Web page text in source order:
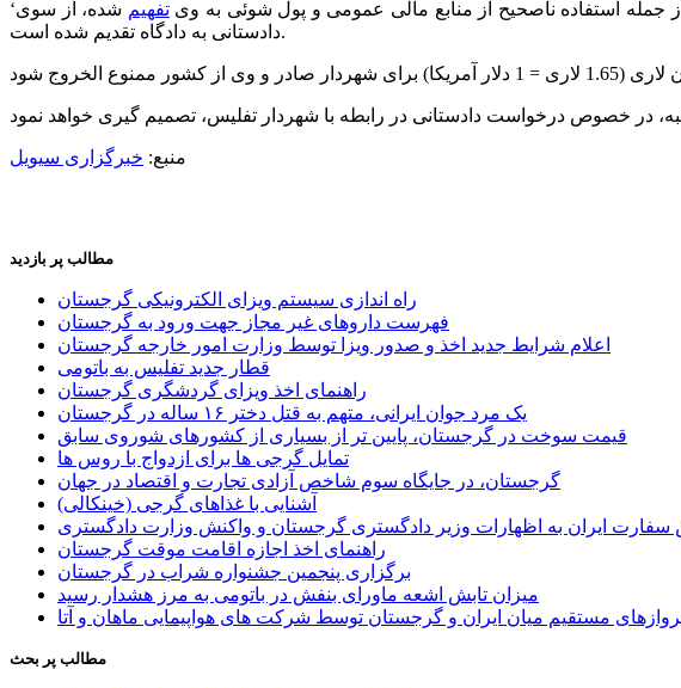
از جمله استفاده ناصحیح از منابع مالی عمومی و پول شوئی به ویتفهیم شده، از سوی
دادستانی به دادگاه تقدیم شده است.
منبع: خبرگزاری سیویل
مطالب پر بازدید
راه اندازی سیستم ویزای الکترونیکی گرجستان
فهرست داروهای غیر مجاز جهت ورود به گرجستان
اعلام شرایط جدید اخذ و صدور ویزا توسط وزارت امور خارجه گرجستان
قطار جدید تفلیس به باتومی
راهنمای اخذ ویزای گردشگری گرجستان
یک مرد جوان ایرانی، متهم به قتل دختر ۱۶ ساله در گرجستان
قیمت سوخت در گرجستان، پایین تر از بسیاری از کشورهای شوروی سابق
تمایل گرجی ها برای ازدواج با روس ها
گرجستان، در جایگاه سوم شاخص آزادی تجارت و اقتصاد در جهان
آشنایی با غذاهای گرجی (خینکالی)
سفارت ایران به اظهارات وزیر دادگستری گرجستان و واکنش وزارت دادگستری
راهنمای اخذ اجازه اقامت موقت گرجستان
برگزاری پنجمین جشنواره شراب در گرجستان
میزان تابش اشعه ماورای بنفش در باتومی به مرز هشدار رسید
مستقیم میان ایران و گرجستان توسط شرکت های هواپیمایی ماهان و آتا
مطالب پر بحث